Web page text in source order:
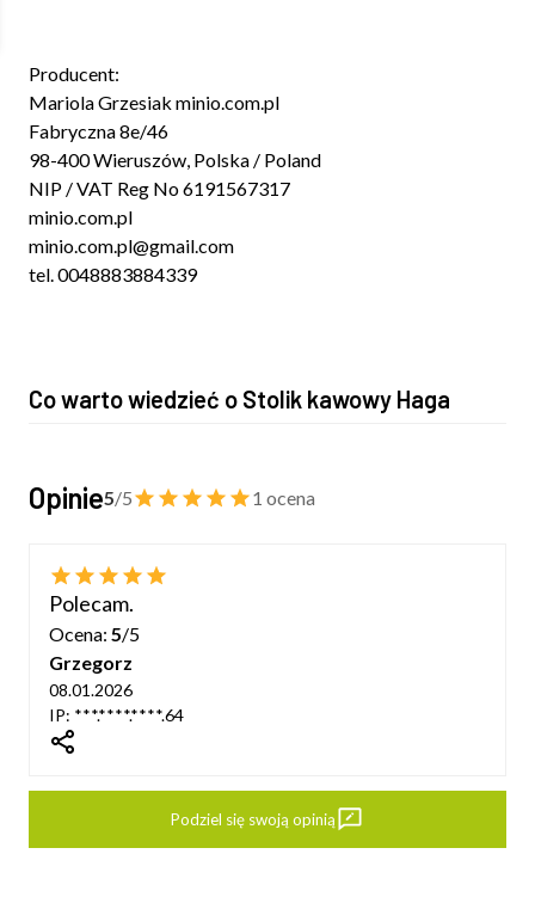
Producent:
Mariola Grzesiak minio.com.pl
Fabryczna 8e/46
98-400 Wieruszów, Polska / Poland
NIP / VAT Reg No 6191567317
minio.com.pl
minio.com.pl@gmail.com
tel. 0048883884339
Co warto wiedzieć o Stolik kawowy Haga
Opinie5/5 1 ocena
Polecam.
Ocena: 5/5
Grzegorz
08.01.2026
IP: ***.****.****.64
Podziel się swoją opinią